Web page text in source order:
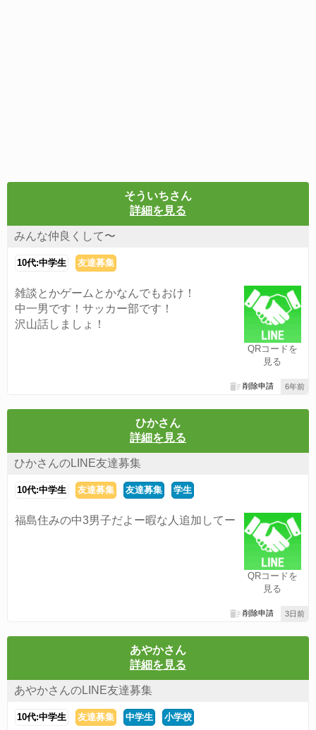
そういちさん
詳細を見る
みんな仲良くして〜
10代:中学生 友達募集
QRコードを
見る
雑談とかゲームとかなんでもおけ！
中一男です！サッカー部です！
沢山話しましょ！
6年前
削除申請
ひかさん
詳細を見る
ひかさんのLINE友達募集
10代:中学生 友達募集 友達募集 学生
QRコードを
見る
福島住みの中3男子だよー暇な人追加してー
3日前
削除申請
あやかさん
詳細を見る
あやかさんのLINE友達募集
10代:中学生 友達募集 中学生 小学校